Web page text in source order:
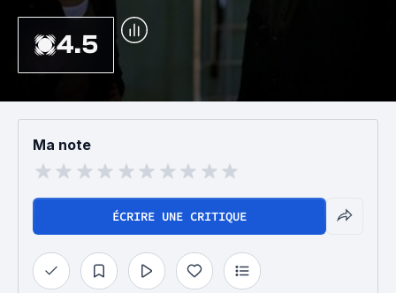
4.5
Ma note
ÉCRIRE UNE CRITIQUE